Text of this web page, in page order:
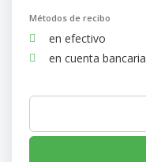
Métodos de recibo
en efectivo
en cuenta bancaria